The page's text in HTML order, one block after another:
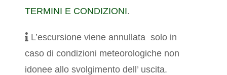
TERMINI E CONDIZIONI.
L’escursione viene annullata solo in
caso di condizioni meteorologiche non
idonee allo svolgimento dell’ uscita.